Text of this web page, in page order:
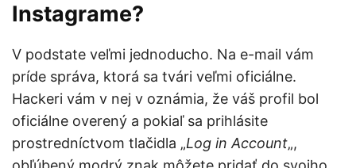
Instagrame?
V podstate veľmi jednoducho. Na e-mail vám
príde správa, ktorá sa tvári veľmi oficiálne.
Hackeri vám v nej v oznámia, že váš profil bol
oficiálne overený a pokiaľ sa prihlásite
prostredníctvom tlačidla „Log in Account„,